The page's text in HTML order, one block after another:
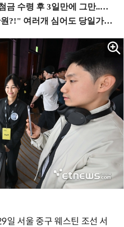
서울 중구 웨스틴 조선 서